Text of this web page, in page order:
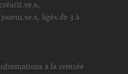
âgés de 3 à
à la rentrée